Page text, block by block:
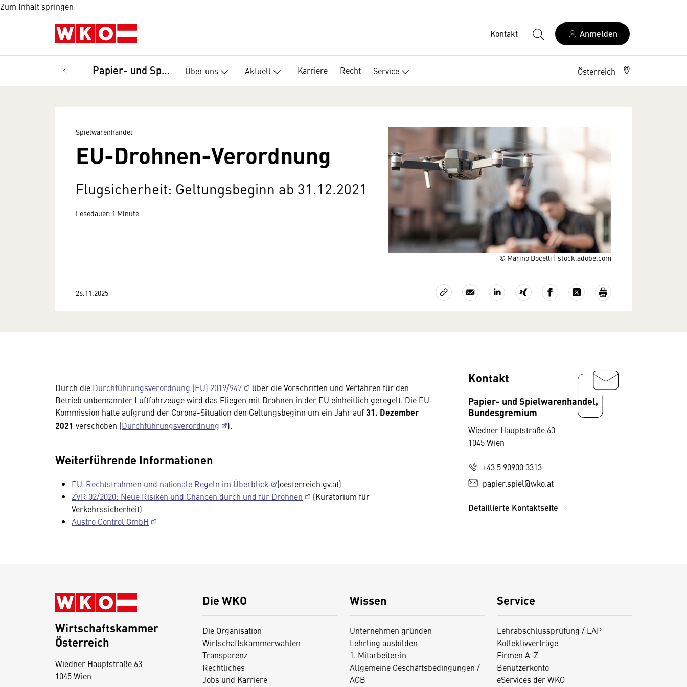
Zum Inhalt springen
Kontakt Anmelden
Papier- und Spielwarenhandel, Bundesgremium Über uns Aktuell Karriere Recht Service Österreich
© Marino Bocelli | stock.adobe.com
Spielwarenhandel
EU-Drohnen-Verordnung
Flugsicherheit: Geltungsbeginn ab 31.12.2021
Lesedauer: 1 Minute
26.11.2025
Durch die Durchführungsverordnung (EU) 2019/947
über die Vorschriften und Verfahren für den
Betrieb unbemannter Luftfahrzeuge wird das Fliegen mit Drohnen in der EU einheitlich geregelt. Die EU-
Kommission hatte aufgrund der Corona-Situation den Geltungsbeginn um ein Jahr auf31. Dezember
2021 verschoben (Durchführungsverordnung ).
Weiterführende Informationen
EU-Rechtstrahmen und nationale Regeln im Überblick
(oesterreich.gv.at)
ZVR 02/2020: Neue Risiken und Chancen durch und für Drohnen
(Kuratorium für
Verkehrssicherheit)
Austro Control GmbH
Kontakt
Papier- und Spielwarenhandel,
Bundesgremium
Wiedner Hauptstraße 63
1045 Wien
+43 5 90900 3313
papier.spiel@wko.at
Detaillierte Kontaktseite
Die WKO
Die Organisation
Wirtschaftskammerwahlen
Transparenz
Rechtliches
Jobs und Karriere
Wissen
Unternehmen gründen
Lehrling ausbilden
1. Mitarbeiter:in
Allgemeine Geschäftsbedingungen /
AGB
Service
Lehrabschlussprüfung / LAP
Kollektivverträge
Firmen A-Z
Benutzerkonto
eServices der WKO
Wirtschaftskammer
Österreich
Wiedner Hauptstraße 63
1045 Wien